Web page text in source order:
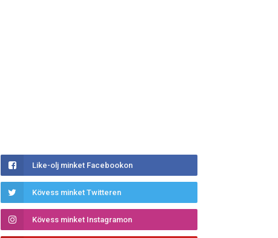
Like-olj minket Facebookon
Kövess minket Twitteren
Kövess minket Instagramon